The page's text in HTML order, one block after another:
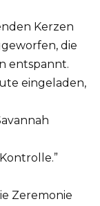
Kerzen
die
entspannt.
eingeladen,
Zeremonie